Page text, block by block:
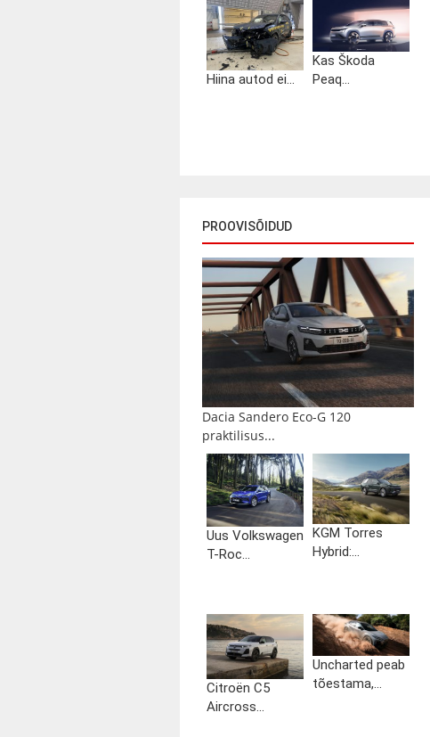
Hiina autod ei...
Kas Škoda
Peaq...
PROOVISÕIDUD
Dacia Sandero Eco-G 120
praktilisus...
Uus Volkswagen
T-Roc...
KGM Torres
Hybrid:...
Citroën C5
Aircross...
Uncharted peab
tõestama,...